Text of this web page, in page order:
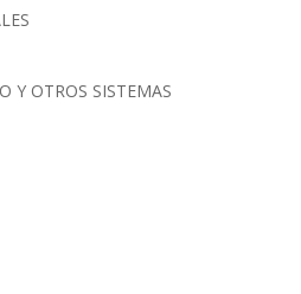
Y OTROS SISTEMAS